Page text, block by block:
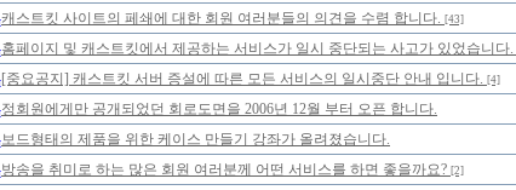
캐스트킷 사이트의 페쇄에 대한 회원 여러분들의 의견을 수렴 합니다. [43]
홈페이지 및 캐스트킷에서 제공하는 서비스가 일시 중단되는 사고가 있었습니다.
[중요공지] 캐스트킷 서버 증설에 따른 모든 서비스의 일시중단 안내 입니다. [4]
정회원에게만 공개되었던 회로도면을 2006년 12월 부터 오픈 합니다.
보드형태의 제품을 위한 케이스 만들기 강좌가 올려졌습니다.
방송을 취미로 하는 많은 회원 여러분께 어떤 서비스를 하면 좋을까요? [2]